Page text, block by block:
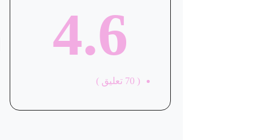
4.6
(
70 تعليق )